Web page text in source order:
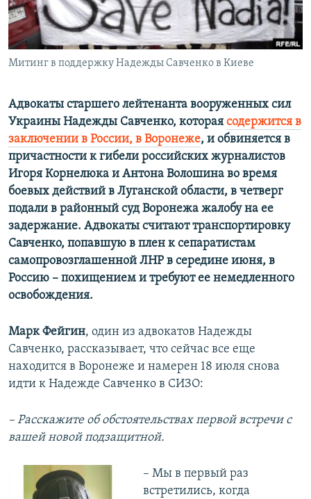
ПОБЕДИТЕЛЕЙ НЕ СУДЯТ?
КРЫМ.НЕПОКОРЕННЫЙ
ELIFBE
ПРИСОЕДИНЯЙТЕСЬ!
Все сайты RFE/RL
Митинг в поддержку Надежды Савченко в Киеве
Адвокаты старшего лейтенанта вооруженных сил
Украины Надежды Савченко, которая содержится в
заключении в России, в Воронеже, и обвиняется в
причастности к гибели российских журналистов
Игоря Корнелюка и Антона Волошина во время
боевых действий в Луганской области, в четверг
подали в районный суд Воронежа жалобу на ее
задержание. Адвокаты считают транспортировку
Савченко, попавшую в плен к сепаратистам
самопровозглашенной ЛНР в середине июня, в
Россию – похищением и требуют ее немедленного
освобождения.
Марк Фейгин, один из адвокатов Надежды
Савченко, рассказывает, что сейчас все еще
находится в Воронеже и намерен 18 июля снова
идти к Надежде Савченко в СИЗО:
– Расскажите об обстоятельствах первой встречи с
вашей новой подзащитной.
– Мы в первый раз
встретились, когда